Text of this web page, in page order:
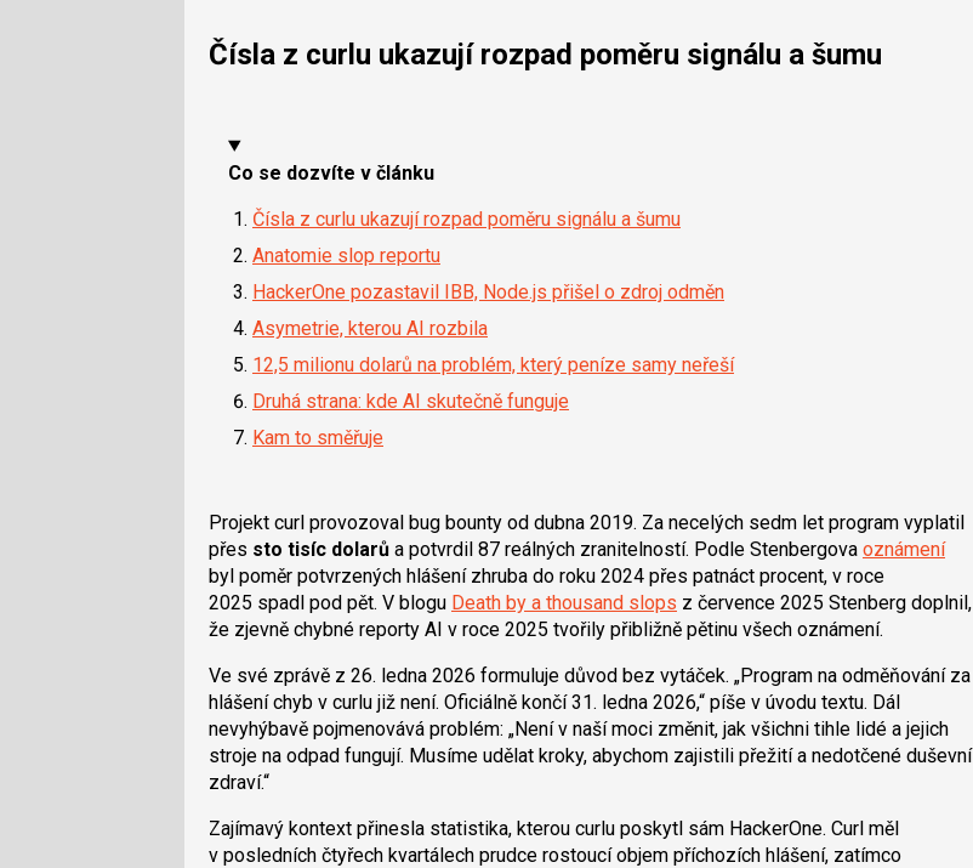
Čísla z curlu ukazují rozpad poměru signálu a šumu
Co se dozvíte v článku
Čísla z curlu ukazují rozpad poměru signálu a šumu
Anatomie slop reportu
HackerOne pozastavil IBB, Node.js přišel o zdroj odměn
Asymetrie, kterou AI rozbila
12,5 milionu dolarů na problém, který peníze samy neřeší
Druhá strana: kde AI skutečně funguje
Kam to směřuje
Projekt curl provozoval bug bounty od dubna 2019. Za necelých sedm let program vyplatil
přes sto tisíc dolarů a potvrdil 87 reálných zranitelností. Podle Stenbergova oznámení
byl poměr potvrzených hlášení zhruba do roku 2024 přes patnáct procent, v roce
2025 spadl pod pět. V blogu Death by a thousand slops z července 2025 Stenberg doplnil,
že zjevně chybné reporty AI v roce 2025 tvořily přibližně pětinu všech oznámení.
Ve své zprávě z 26. ledna 2026 formuluje důvod bez vytáček. Program na odměňování za
hlášení chyb v curlu již není. Oficiálně končí 31. ledna 2026, píše v úvodu textu. Dál
nevyhýbavě pojmenovává problém: Není v naší moci změnit, jak všichni tihle lidé a jejich
stroje na odpad fungují. Musíme udělat kroky, abychom zajistili přežití a nedotčené duševní
zdraví.
Zajímavý kontext přinesla statistika, kterou curlu poskytl sám HackerOne. Curl měl
v posledních čtyřech kvartálech prudce rostoucí objem příchozích hlášení, zatímco